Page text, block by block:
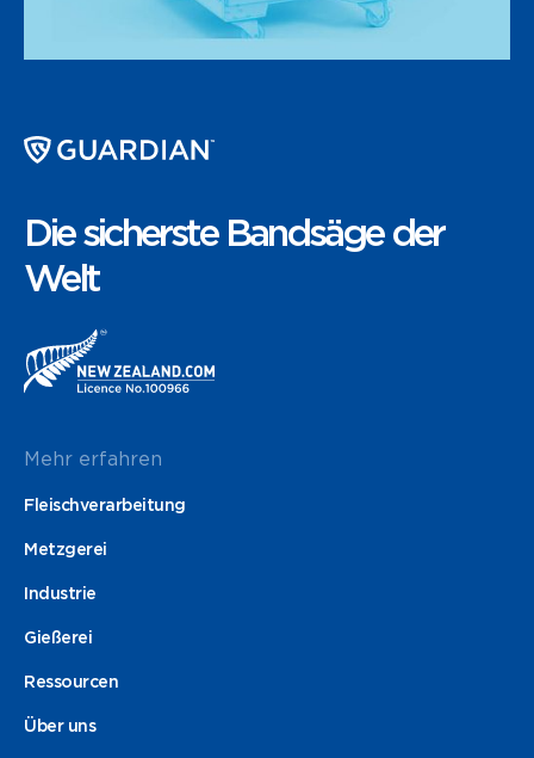
Die sicherste Bandsäge der
Welt
Mehr erfahren
Fleischverarbeitung
Metzgerei
Industrie
Gießerei
Ressourcen
Über uns